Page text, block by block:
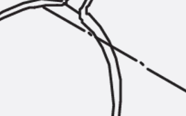
Sollbruchschraube JB-SB
Hakenkopfschraube JC
Hammerkopfschraube JD
Hammerkopfschraube JG
Hammerkopfschraube JH
Sollbruchschraube JH-SB